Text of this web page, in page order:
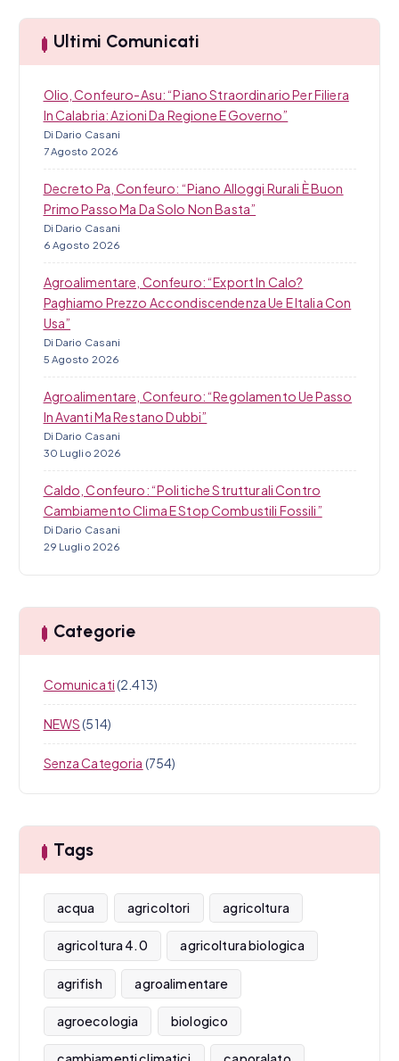
c
a
Ultimi Comunicati
Olio, Confeuro-Asu: “Piano Straordinario Per Filiera
In Calabria: Azioni Da Regione E Governo”
Di Dario Casani
7 Agosto 2026
Decreto Pa, Confeuro: “Piano Alloggi Rurali È Buon
Primo Passo Ma Da Solo Non Basta”
Di Dario Casani
6 Agosto 2026
Agroalimentare, Confeuro: “Export In Calo?
Paghiamo Prezzo Accondiscendenza Ue E Italia Con
Usa”
Di Dario Casani
5 Agosto 2026
Agroalimentare, Confeuro: “Regolamento Ue Passo
In Avanti Ma Restano Dubbi”
Di Dario Casani
30 Luglio 2026
Caldo, Confeuro: “Politiche Strutturali Contro
Cambiamento Clima E Stop Combustili Fossili”
Di Dario Casani
29 Luglio 2026
Categorie
Comunicati(2.413)
NEWS(514)
Senza Categoria (754)
Tags
acqua agricoltori agricoltura
agricoltura 4.0 agricoltura biologica
agrifish agroalimentare
agroecologia biologico